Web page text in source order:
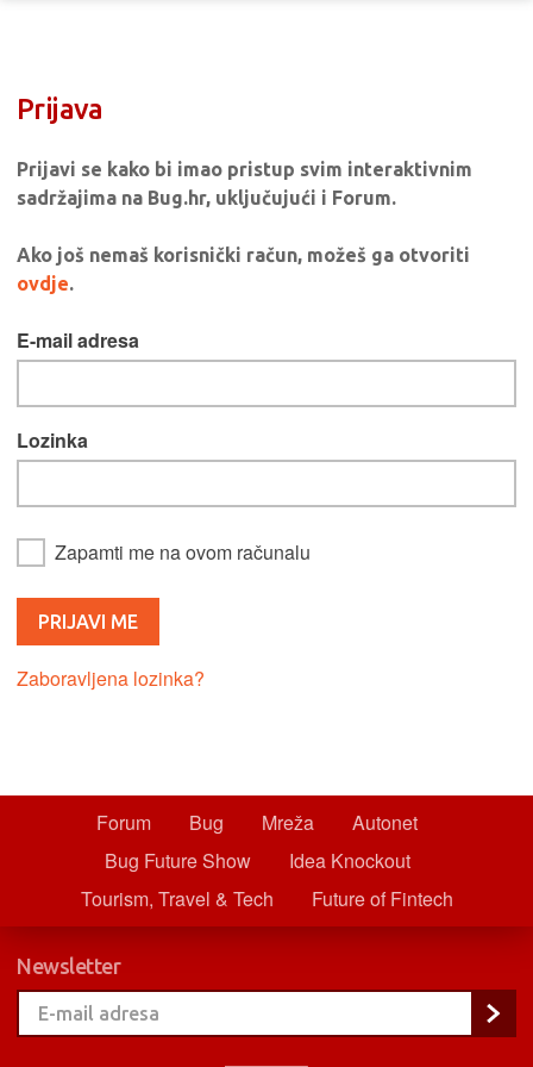
Prijava
Prijavi se kako bi imao pristup svim interaktivnim
sadržajima na Bug.hr, uključujući i Forum.
Ako još nemaš korisnički račun, možeš ga otvoriti
ovdje.
E-mail adresa
Lozinka
Zapamti me na ovom računalu
Zaboravljena lozinka?
Forum Bug Mreža
Autonet
Bug Future Show
Idea Knockout
Tourism, Travel & Tech
Future of Fintech
Newsletter